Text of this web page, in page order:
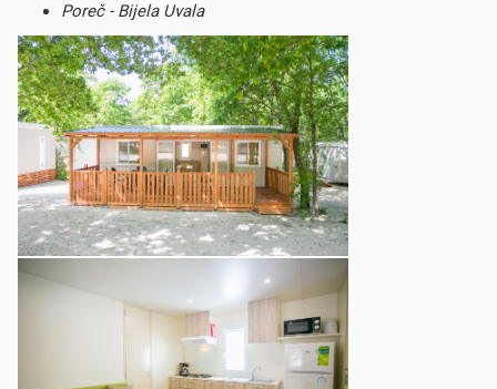
Poreč - Bijela Uvala